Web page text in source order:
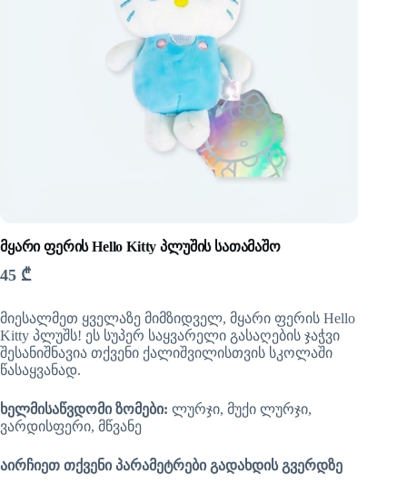
მყარი ფერის Hello Kitty პლუშის სათამაშო
45 ₾
მიესალმეთ ყველაზე მიმზიდველ, მყარი ფერის Hello
Kitty პლუშს! ეს სუპერ საყვარელი გასაღების ჯაჭვი
შესანიშნავია თქვენი ქალიშვილისთვის სკოლაში
წასაყვანად.
ხელმისაწვდომი ზომები: ლურჯი, მუქი ლურჯი,
ვარდისფერი, მწვანე
აირჩიეთ თქვენი პარამეტრები გადახდის გვერდზე